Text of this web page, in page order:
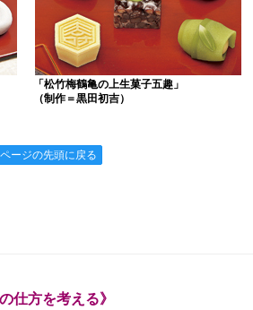
「松竹梅鶴亀の上生菓子五趣」
（制作＝黒田初吉）
ージの先頭に戻る
仕方を考える》